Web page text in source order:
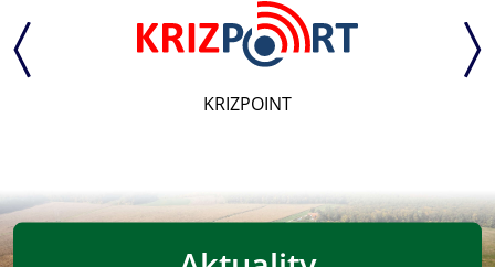
KRIZPOINT